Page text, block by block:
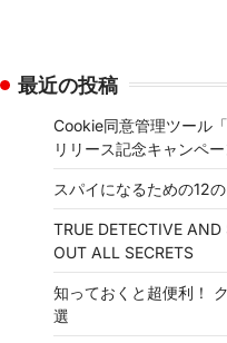
最近の投稿
Cookie同意管理ツール
リリース記念キャンペ
スパイになるための12
TRUE DETECTIVE
OUT ALL SECRETS
知っておくと超便利！
選